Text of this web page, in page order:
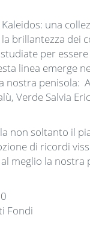
una
brillantezza dei
per
linea emerge
nostra penisola:
Verde Salvia
non soltanto il
di ricordi
meglio la nostra
Fondi